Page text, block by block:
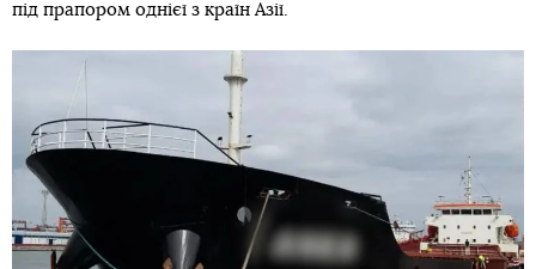
під прапором однієї з країн Азії.